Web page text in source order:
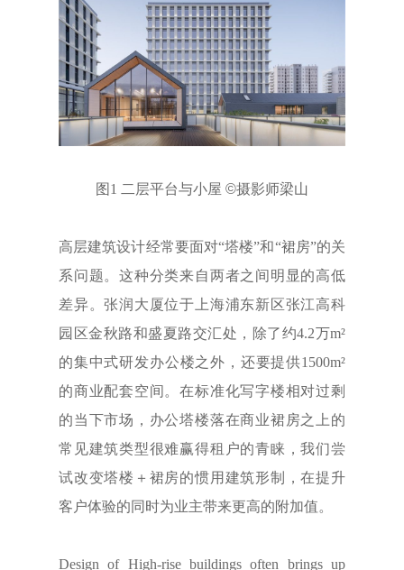
图1 二层平台与小屋 ©摄影师梁山
高层建筑设计经常要面对“塔楼”和“裙房”的关
系问题。这种分类来自两者之间明显的高低
差异。张润大厦位于上海浦东新区张江高科
园区金秋路和盛夏路交汇处，除了约4.2万m²
的集中式研发办公楼之外，还要提供1500m²
的商业配套空间。在标准化写字楼相对过剩
的当下市场，办公塔楼落在商业裙房之上的
常见建筑类型很难赢得租户的青睐，我们尝
试改变塔楼＋裙房的惯用建筑形制，在提升
客户体验的同时为业主带来更高的附加值。
Design of High-rise buildings often brings up